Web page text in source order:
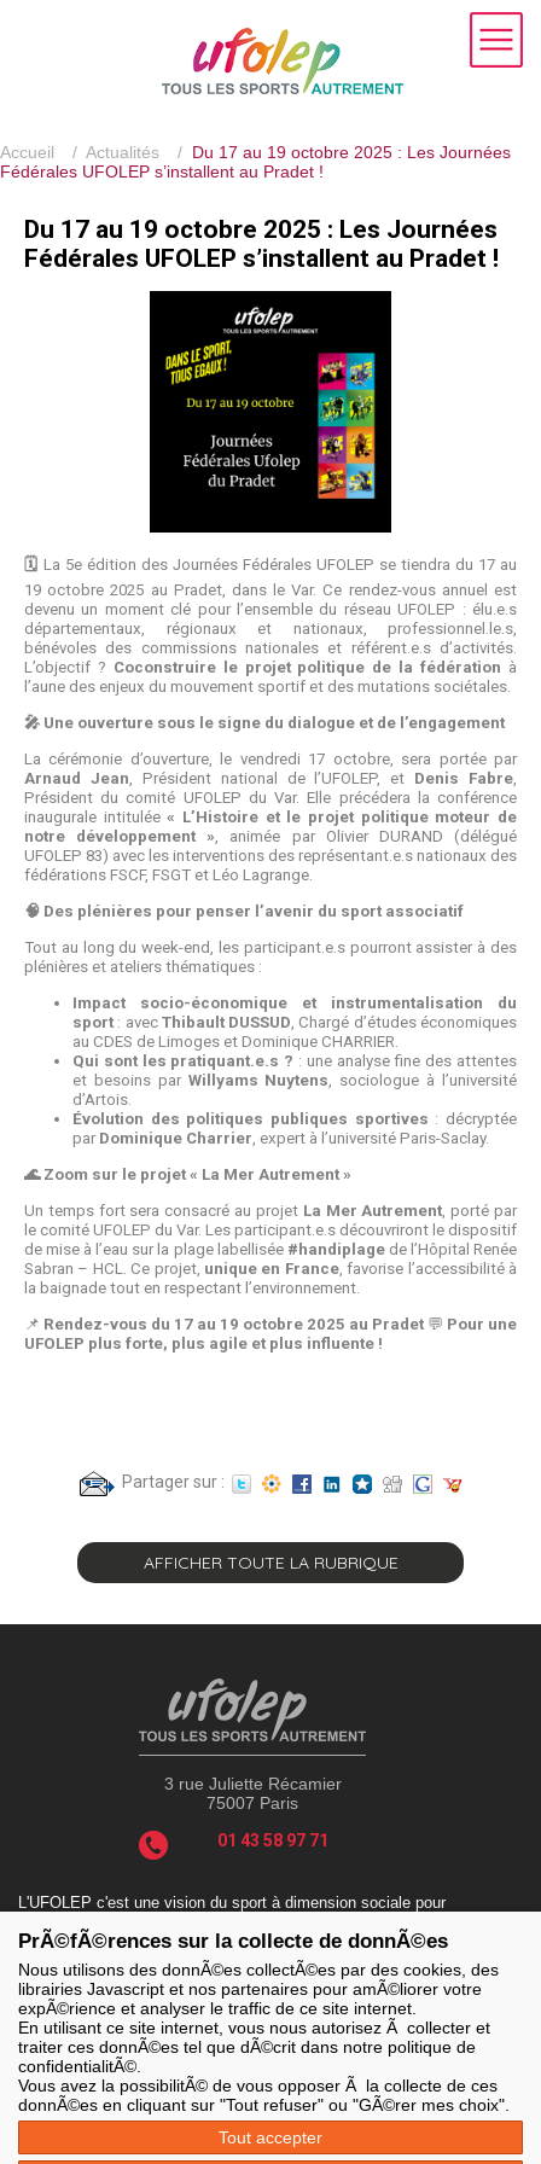
Accueil / Actualités / Du 17 au 19 octobre 2025 : Les Journées
Fédérales UFOLEP s’installent au Pradet !
Du 17 au 19 octobre 2025 : Les Journées
Fédérales UFOLEP s’installent au Pradet !
🗓️ La 5e édition des Journées Fédérales UFOLEP se tiendra du 17 au
19 octobre 2025 au Pradet, dans le Var. Ce rendez-vous annuel est
devenu un moment clé pour l’ensemble du réseau UFOLEP : élu.e.s
départementaux, régionaux et nationaux, professionnel.le.s,
bénévoles des commissions nationales et référent.e.s d’activités.
L’objectif ? Coconstruire le projet politique de la fédération à
l’aune des enjeux du mouvement sportif et des mutations sociétales.
🎤 Une ouverture sous le signe du dialogue et de l’engagement
La cérémonie d’ouverture, le vendredi 17 octobre, sera portée par
Arnaud Jean, Président national de l’UFOLEP, et Denis Fabre,
Président du comité UFOLEP du Var. Elle précédera la conférence
inaugurale intitulée« L’Histoire et le projet politique moteur de
notre développement », animée par Olivier DURAND (délégué
UFOLEP 83) avec les interventions des représentant.e.s nationaux des
fédérations FSCF, FSGT et Léo Lagrange.
🧠 Des plénières pour penser l’avenir du sport associatif
Tout au long du week-end, les participant.e.s pourront assister à des
plénières et ateliers thématiques :
Impact socio-économique et instrumentalisation du
sport : avec Thibault DUSSUD, Chargé d’études économiques
au CDES de Limoges et Dominique CHARRIER.
Qui sont les pratiquant.e.s ? : une analyse fine des attentes
et besoins par Willyams Nuytens, sociologue à l’université
d’Artois.
Évolution des politiques publiques sportives : décryptée
par Dominique Charrier, expert à l’université Paris-Saclay.
🌊 Zoom sur le projet « La Mer Autrement »
Un temps fort sera consacré au projet La Mer Autrement, porté par
le comité UFOLEP du Var. Les participant.e.s découvriront le dispositif
de mise à l’eau sur la plage labellisée #handiplagede l’Hôpital Renée
Sabran – HCL. Ce projet, unique en France, favorise l’accessibilité à
la baignade tout en respectant l’environnement.
📌 Rendez-vous du 17 au 19 octobre 2025 au Pradet 💬 Pour une
UFOLEP plus forte, plus agile et plus influente !
Partager sur :
AFFICHER TOUTE LA RUBRIQUE
3 rue Juliette Récamier
75007 Paris
01 43 58 97 71
L'UFOLEP c'est une vision du sport à dimension sociale pour
handicap, le sport-durable avec des valeurs incontournables : la
solidarité, le fair-play, la laïcité et la citoyenneté.
LES SITES DE L'UFOLEP
> Grand public
> Extranet
> Ufoweb
> Communication Asso
PrÃ©fÃ©rences sur la collecte de donnÃ©es
Nous utilisons des donnÃ©es collectÃ©es par des cookies, des
librairies Javascript et nos partenaires pour amÃ©liorer votre
expÃ©rience et analyser le traffic de ce site internet.
En utilisant ce site internet, vous nous autorisez Ã collecter et
traiter ces donnÃ©es tel que dÃ©crit dans notre politique de
confidentialitÃ©.
Vous avez la possibilitÃ© de vous opposer Ã la collecte de ces
donnÃ©es en cliquant sur "Tout refuser" ou "GÃ©rer mes choix".
Tout accepter